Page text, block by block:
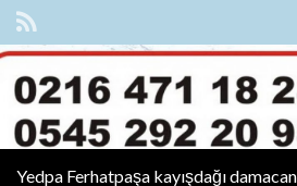
Yedpa Ferhatpaşa kayışdağı